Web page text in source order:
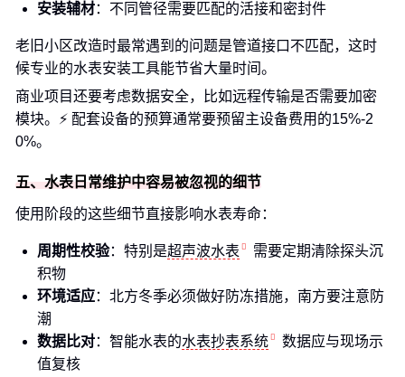
安装辅材：不同管径需要匹配的活接和密封件
老旧小区改造时最常遇到的问题是管道接口不匹配，这时
候专业的水表安装工具能节省大量时间。
商业项目还要考虑数据安全，比如远程传输是否需要加密
模块。⚡ 配套设备的预算通常要预留主设备费用的15%-2
0%。
五、水表日常维护中容易被忽视的细节
使用阶段的这些细节直接影响水表寿命：
周期性校验：特别是超声波水表
需要定期清除探头沉
积物
环境适应：北方冬季必须做好防冻措施，南方要注意防
潮
数据比对：智能水表的水表抄表系统
数据应与现场示
值复核